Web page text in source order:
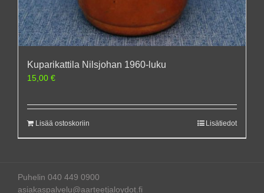
Kuparikattila Nilsjohan 1960-luku
15,00 €
Lisää ostoskoriin Lisätiedot
Puhelin 040 449 0900
asiakaspalvelu@aarteetjaloydot.fi